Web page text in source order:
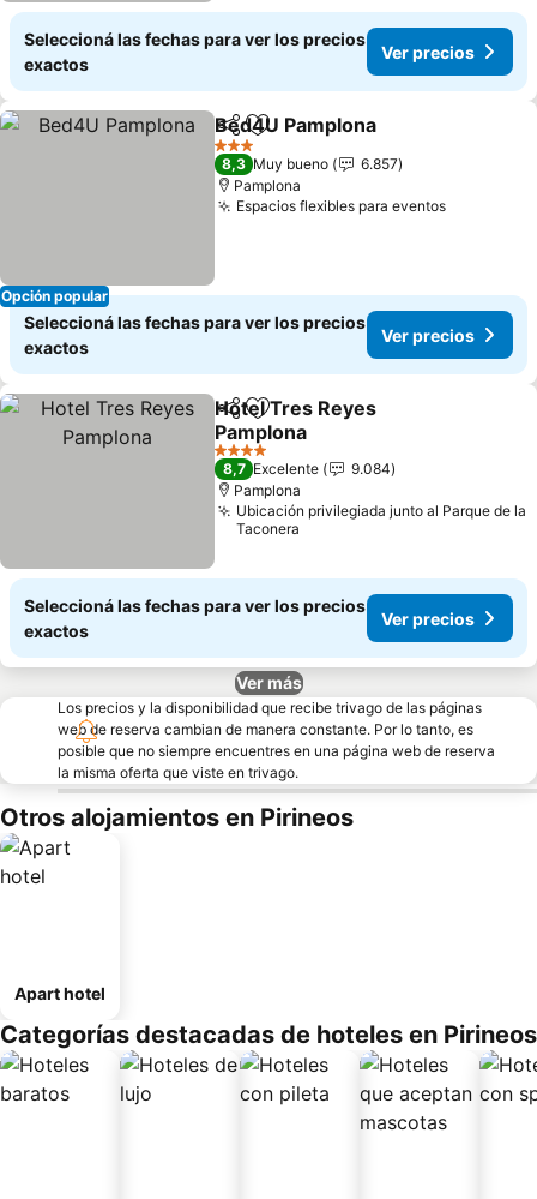
Seleccioná las fechas para ver los precios
exactos
Ver precios
Opción popular
CompartirAñadir a favoritos
Bed4U Pamplona
3 Estrellas
8,3 Muy bueno
6.857
Pamplona
Espacios flexibles para eventosVer
Seleccioná las fechas para ver los precios
exactos
Ver precios
CompartirAñadir a favoritos
Hotel Tres Reyes
Pamplona
Ver precios
4 Estrellas
8,7 Excelente
9.084
Pamplona
Ubicación privilegiada junto al Parque de la
Taconera
Seleccioná las fechas para ver los precios
exactos
Ver precios
Ver más
Los precios y la disponibilidad que recibe trivago de las páginas
web de reserva cambian de manera constante. Por lo tanto, es
posible que no siempre encuentres en una página web de reserva
la misma oferta que viste en trivago.
Otros alojamientos en Pirineos
Apart hotel
Categorías destacadas de hoteles en Pirineos